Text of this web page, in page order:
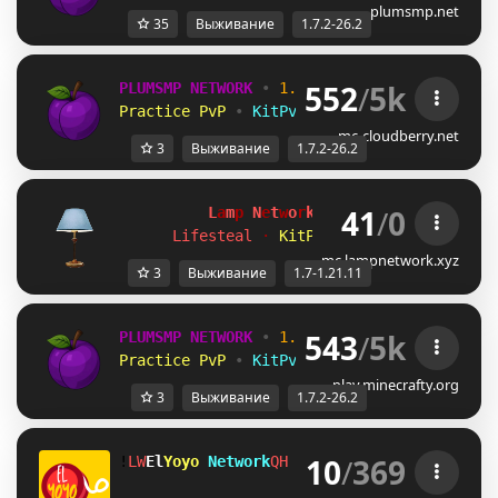
plumsmp.net
35 Выживание 1.7.2-26.2
PLUMSMP NETWORK • 1.7.2 ➜ 26.2
Practice PvP
• KitPvP • Lifesteal
552/5k
mc-cloudberry.net
3 Выживание 1.7.2-26.2
L amp Network
[1.7-1.21.11]
Lifesteal
· KitPvP · Duels
41/0
mc.lampnetwork.xyz
3 Выживание 1.7-1.21.11
PLUMSMP NETWORK • 1.7.2 ➜ 26.2
Practice PvP
• KitPvP • Lifesteal
543/5k
play.minecrafty.org
3 Выживание 1.7.2-26.2
! ]\ElYoyo NetworkUX ➜ discord.gg/
10/369